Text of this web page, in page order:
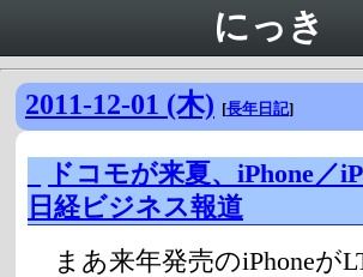
にっき
2011-12-01 (木) [長年日記]
ドコモが来夏、iPhone／
日経ビジネス報道
まあ来年発売のiPhoneが